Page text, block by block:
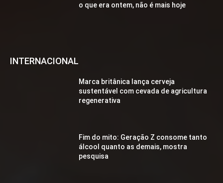
o que era ontem, não é mais hoje
INTERNACIONAL
Marca britânica lança cerveja
sustentável com cevada de agricultura
regenerativa
Fim do mito: Geração Z consome tanto
álcool quanto as demais, mostra
pesquisa